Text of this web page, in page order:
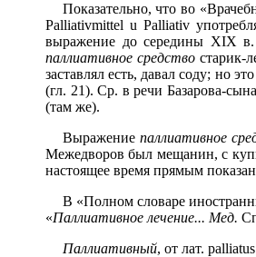
Показательно, что во
Palliativmittel u Palliativ
выражение до середины XIX в.
паллиативное средствостарик-
заставлял есть, давал соду; но
(гл. 21). Ср. в речи Базарова-
(там же).
Выражение паллиативное
Межедворов был мещанин, с
настоящее время прямым
В «Полном словаре
«Паллиативное лечение... Мед.
Паллиативный, от лат.